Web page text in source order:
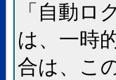
「自動
は、一時
合は、こ